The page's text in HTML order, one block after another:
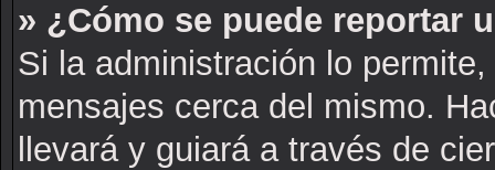
» ¿Cómo se puede reportar
Si la administración lo
mensajes cerca del mismo.
llevará y guiará a través de